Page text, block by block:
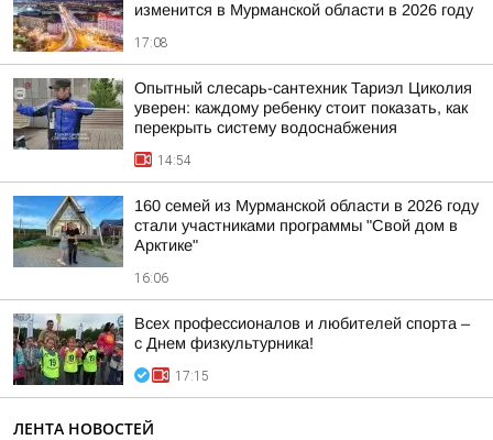
изменится в Мурманской области в 2026 году
17:08
Опытный слесарь-сантехник Тариэл Циколия
уверен: каждому ребенку стоит показать, как
перекрыть систему водоснабжения
14:54
160 семей из Мурманской области в 2026 году
стали участниками программы "Свой дом в
Арктике"
16:06
Всех профессионалов и любителей спорта –
с Днем физкультурника!
17:15
ЛЕНТА НОВОСТЕЙ